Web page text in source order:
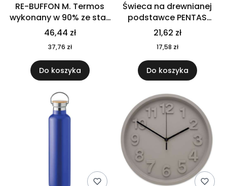
RE-BUFFON M. Termos
wykonany w 90% ze stali
nierdzewnej
pochodzącej z
recyklingu 520 ml 94294
46,44 zł
37,76 zł
Do koszyka
Świeca na drewnianej
podstawce PENTAS
MO6282-40
21,62 zł
17,58 zł
Do koszyka